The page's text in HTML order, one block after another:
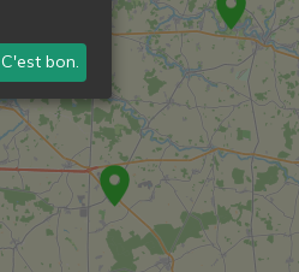
C'est bon.